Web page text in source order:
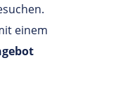
einem